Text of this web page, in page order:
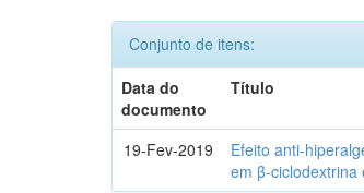
Conjunto de itens:
Data do
documento
Título
19-Fev-2019
Efeito anti-
em β-